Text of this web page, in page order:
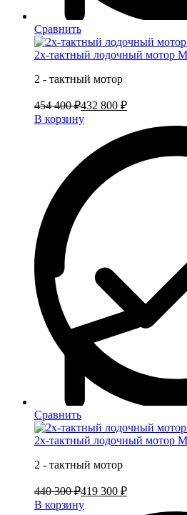
Сравнить
2х-тактный лодочный мотор
2 - тактный мотор
454 400 ₽432 800 ₽
В корзину
Сравнить
2х-тактный лодочный мотор
2 - тактный мотор
440 300 ₽419 300 ₽
В корзину